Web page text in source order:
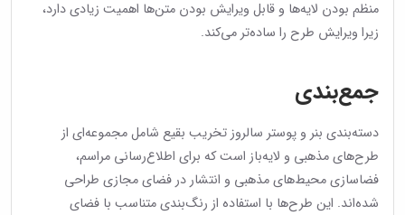
منظم بودن لایه‌ها و قابل ویرایش بودن متن‌ها اهمیت زیادی دارد،
زیرا ویرایش طرح را ساده‌تر می‌کند.
جمع‌بندی
دسته‌بندی بنر و پوستر سالروز تخریب بقیع شامل مجموعه‌ای از
طرح‌های مذهبی و لایه‌باز است که برای اطلاع‌رسانی مراسم،
فضاسازی محیط‌های مذهبی و انتشار در فضای مجازی طراحی
شده‌اند. این طرح‌ها با استفاده از رنگ‌بندی متناسب با فضای